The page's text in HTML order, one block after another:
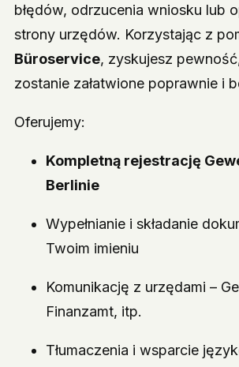
błędów, odrzucenia wniosku lub
strony urzędów. Korzystając z
Büroservice, zyskujesz
zostanie załatwione poprawnie i
Oferujemy:
Kompletną rejestrację
Berlinie
Wypełnianie i składanie
Twoim imieniu
Komunikację z urzędami –
Finanzamt, itp.
Tłumaczenia i wsparcie